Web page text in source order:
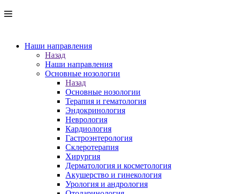
Наши направления
Назад
Наши направления
Основные нозологии
Назад
Основные нозологии
Терапия и гематология
Эндокринология
Неврология
Кардиология
Гастроэнтерология
Склеротерапия
Хирургия
Дерматология и косметология
Акушерство и гинекология
Урология и андрология